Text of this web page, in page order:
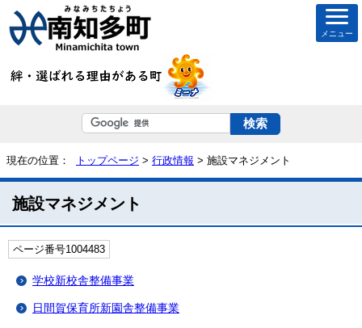
メニュー
現在の位置： トップページ > 行政情報 > 施設マネジメント
施設マネジメント
ページ番号1004483
学校新校舎整備事業
日間賀保育所新園舎整備事業